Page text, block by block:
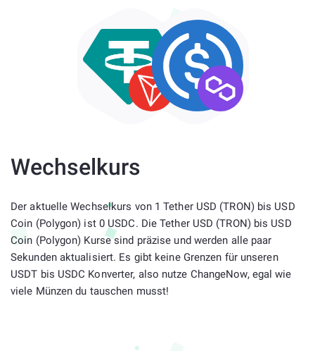
Wechselkurs
Der aktuelle Wechselkurs von 1 Tether USD (TRON) bis USD
Coin (Polygon) ist 0 USDC. Die Tether USD (TRON) bis USD
Coin (Polygon) Kurse sind präzise und werden alle paar
Sekunden aktualisiert. Es gibt keine Grenzen für unseren
USDT bis USDC Konverter, also nutze ChangeNow, egal wie
viele Münzen du tauschen musst!